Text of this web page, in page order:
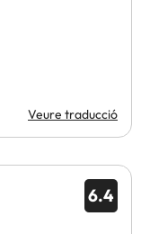
Veure traducció
6.4